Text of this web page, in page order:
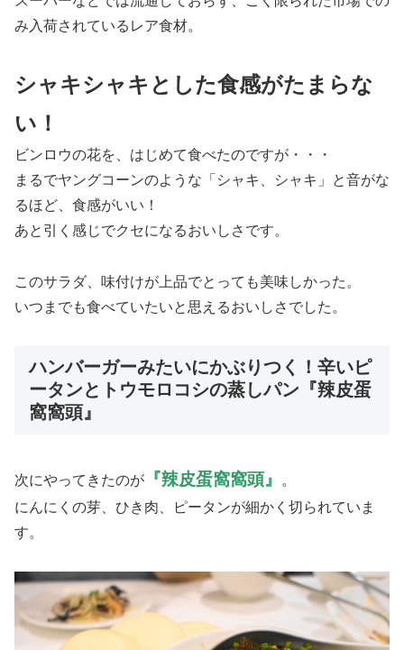
み入荷されているレア食材。
シャキシャキとした食感がたまらな
い！
ビンロウの花を、はじめて食べたのですが・・・
まるでヤングコーンのような「シャキ、シャキ」と音がな
るほど、食感がいい！
あと引く感じでクセになるおいしさです。
このサラダ、味付けが上品でとっても美味しかった。
いつまでも食べていたいと思えるおいしさでした。
ハンバーガーみたいにかぶりつく！辛いピ
ータンとトウモロコシの蒸しパン『辣皮蛋
窩窩頭』
次にやってきたのが 『辣皮蛋窩窩頭』
。
にんにくの芽、ひき肉、ピータンが細かく切られていま
す。